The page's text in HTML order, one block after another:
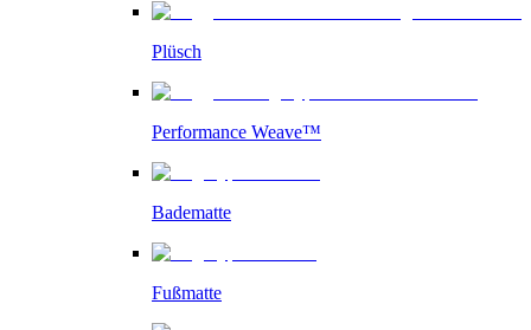
Plüsch
Performance Weave™
Badematte
Fußmatte